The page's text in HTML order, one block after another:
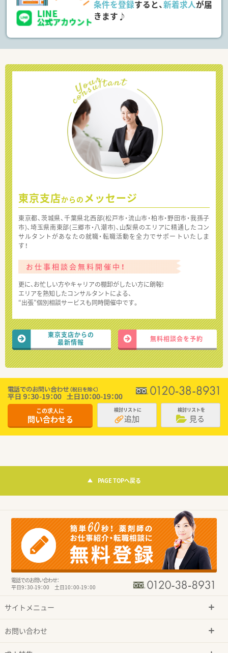
条件を登録すると、新着求人が届
きます♪
東京支店からの メッセージ
東京都、茨城県、千葉県北西部(松戸市・流山市・柏市・野田市・我孫子
市)、埼玉県南東部(三郷市・八潮市)、山梨県のエリアに精通したコン
サルタントがあなたの就職・転職活動を全力でサポートいたしま
す！
お仕事相談会無料開催中！
更に、お忙しい方やキャリアの棚卸がしたい方に朗報!
エリアを熟知したコンサルタントによる、
“出張”個別相談サービスも同時開催中です。
東京支店からの
最新情報
無料相談会を予約
この求人に
問い合わせる
検討リストに
追加
検討リストを
見る
PAGE TOPへ戻る
電話でのお問い合わせ：
平日9：30-19：00 土日10：00-19：00
サイトメニュー
お問い合わせ